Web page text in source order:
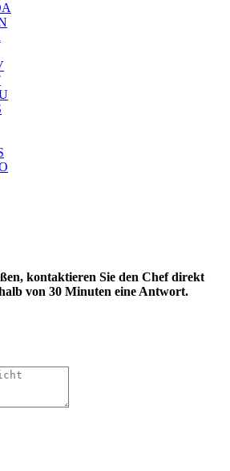
kontaktieren Sie den Chef direkt
von 30 Minuten eine Antwort.